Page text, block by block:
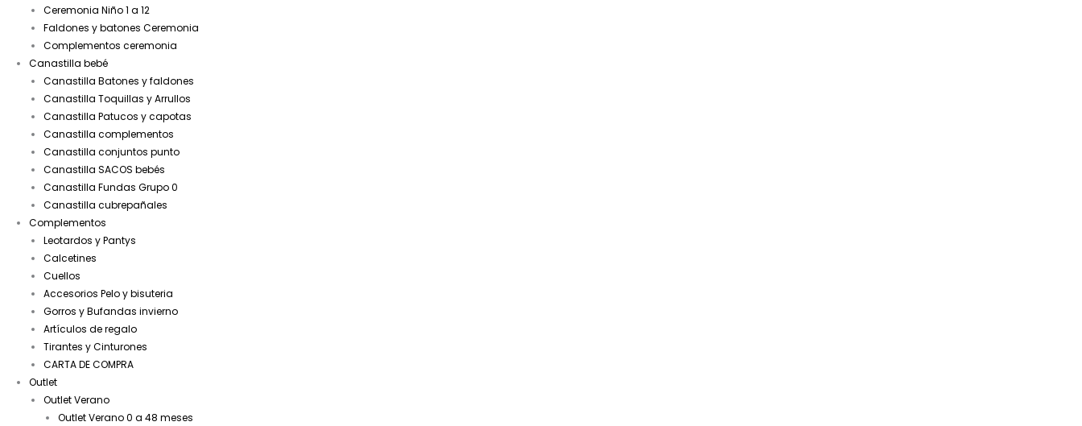
Ceremonia Niño 1 a 12
Faldones y batones Ceremonia
Complementos ceremonia
Canastilla bebé
Canastilla Batones y faldones
Canastilla Toquillas y Arrullos
Canastilla Patucos y capotas
Canastilla complementos
Canastilla conjuntos punto
Canastilla SACOS bebés
Canastilla Fundas Grupo 0
Canastilla cubrepañales
Complementos
Leotardos y Pantys
Calcetines
Cuellos
Accesorios Pelo y bisuteria
Gorros y Bufandas invierno
Artículos de regalo
Tirantes y Cinturones
CARTA DE COMPRA
Outlet
Outlet Verano
Outlet Verano 0 a 48 meses